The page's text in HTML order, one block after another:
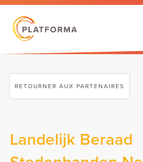
RETOURNER AUX PARTENAIRES
Landelijk Beraad